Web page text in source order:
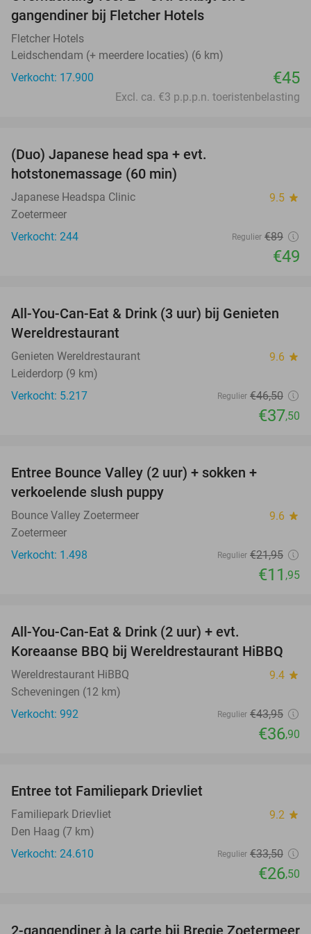
gangendiner bij Fletcher Hotels
Fletcher Hotels
Leidschendam (+ meerdere locaties) (6 km)
Verkocht: 17.900
€45
Excl. ca. €3 p.p.p.n. toeristenbelasting
(Duo) Japanese head spa + evt.
hotstonemassage (60 min)
Japanese Headspa Clinic 9.5 star
Zoetermeer
Verkocht: 244
Regulier €89
€49
19%
All-You-Can-Eat & Drink (3 uur) bij Genieten
Wereldrestaurant
Genieten Wereldrestaurant 9.6 star
Leiderdorp (9 km)
Verkocht: 5.217
Regulier €46,50
€37,50
Entree Bounce Valley (2 uur) + sokken +
verkoelende slush puppy
Bounce Valley Zoetermeer 9.6 star
Zoetermeer
Verkocht: 1.498
Regulier €21,95
€11 ,95
All-You-Can-Eat & Drink (2 uur) + evt.
Koreaanse BBQ bij Wereldrestaurant HiBBQ
Wereldrestaurant HiBBQ 9.4 star
Scheveningen (12 km)
Verkocht: 992
Regulier €43,95
€36,90
Entree tot Familiepark Drievliet
Familiepark Drievliet 9.2 star
Den Haag (7 km)
Verkocht: 24.610
Regulier €33,50
€26,50
2-gangendiner à la carte bij Bregje Zoetermeer